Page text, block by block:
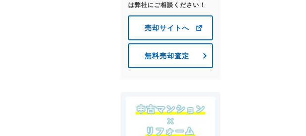
は弊社にご相談ください！
売却サイトへ
無料売却査定